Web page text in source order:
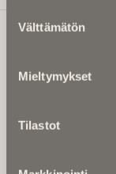
valinta
Välttämätön
Mieltymykset
Tilastot
Ikuisuusmedia
valtakunnallinen
kuolinuutiset ja